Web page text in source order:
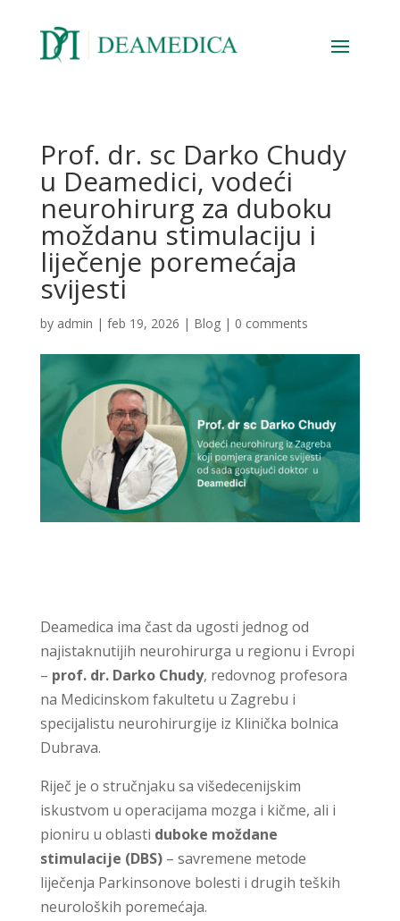
Prof. dr. sc Darko Chudy
u Deamedici, vodeći
neurohirurg za duboku
moždanu stimulaciju i
liječenje poremećaja
svijesti
by admin | feb 19, 2026 | Blog| 0 comments
Deamedica ima čast da ugosti jednog od
najistaknutijih neurohirurga u regionu i Evropi
– prof. dr. Darko Chudy, redovnog profesora
na Medicinskom fakultetu u Zagrebu i
specijalistu neurohirurgije iz Klinička bolnica
Dubrava.
Riječ je o stručnjaku sa višedecenijskim
iskustvom u operacijama mozga i kičme, ali i
pioniru u oblasti duboke moždane
stimulacije (DBS)– savremene metode
liječenja Parkinsonove bolesti i drugih teških
neuroloških poremećaja.